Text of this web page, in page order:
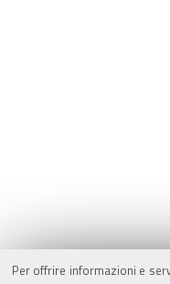
Per offrire informazioni e